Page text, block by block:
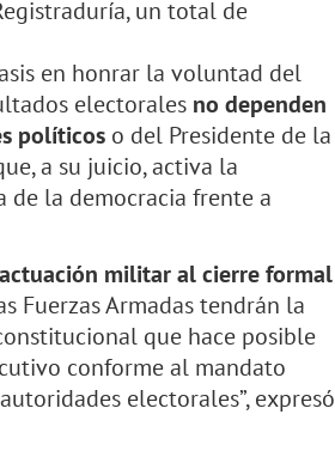
un total de
en honrar la voluntad del
electorales no dependen
políticos o del Presidente de la
a su juicio, activa la
de la democracia frente a
militar al cierre formal
Fuerzas Armadas tendrán la
que hace posible
conforme al mandato
electorales”, expresó